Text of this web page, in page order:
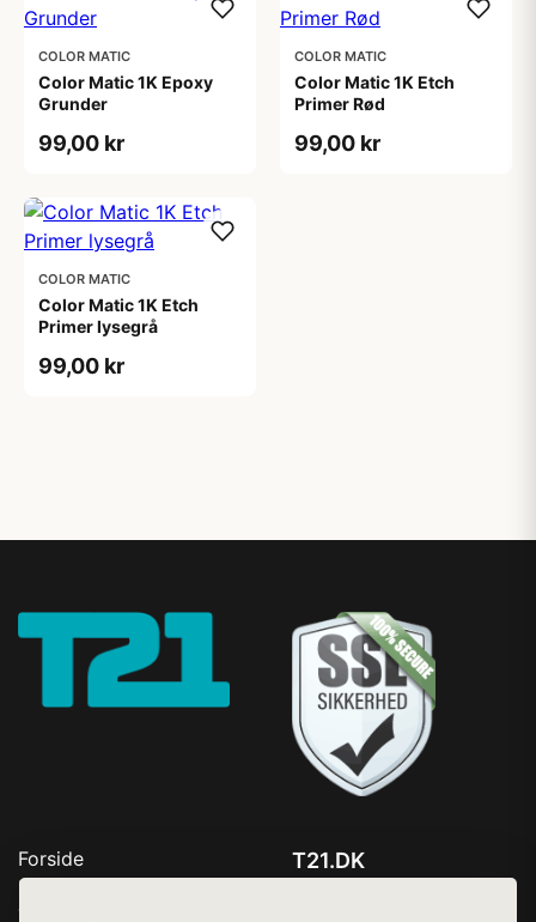
COLOR MATIC
Color Matic 1K Epoxy
Grunder
99,00 kr
COLOR MATIC
Color Matic 1K Etch
Primer Rød
99,00 kr
COLOR MATIC
Color Matic 1K Etch
Primer lysegrå
99,00 kr
Forside
Produkter
Top Rabatter
T21.DK